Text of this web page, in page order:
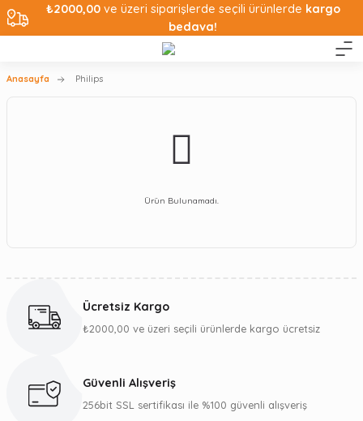
₺2000,00ve üzeri siparişlerde seçili ürünlerde kargo
bedava!
Anasayfa Philips
Ürün Bulunamadı.
Ücretsiz Kargo
₺2000,00 ve üzeri seçili ürünlerde kargo ücretsiz
Güvenli Alışveriş
256bit SSL sertifikası ile %100 güvenli alışveriş